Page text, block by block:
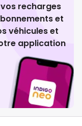
recharges
et
véhicules et
application